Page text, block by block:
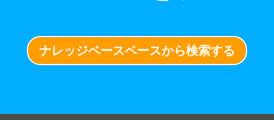
ナレッジベースベースから検索する